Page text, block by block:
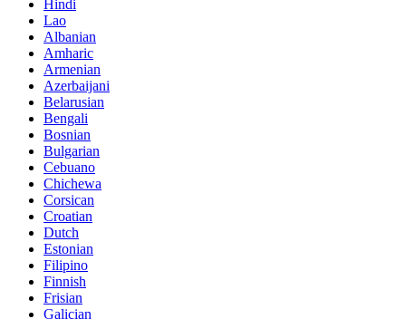
Hindi
Lao
Albanian
Amharic
Armenian
Azerbaijani
Belarusian
Bengali
Bosnian
Bulgarian
Cebuano
Chichewa
Corsican
Croatian
Dutch
Estonian
Filipino
Finnish
Frisian
Galician